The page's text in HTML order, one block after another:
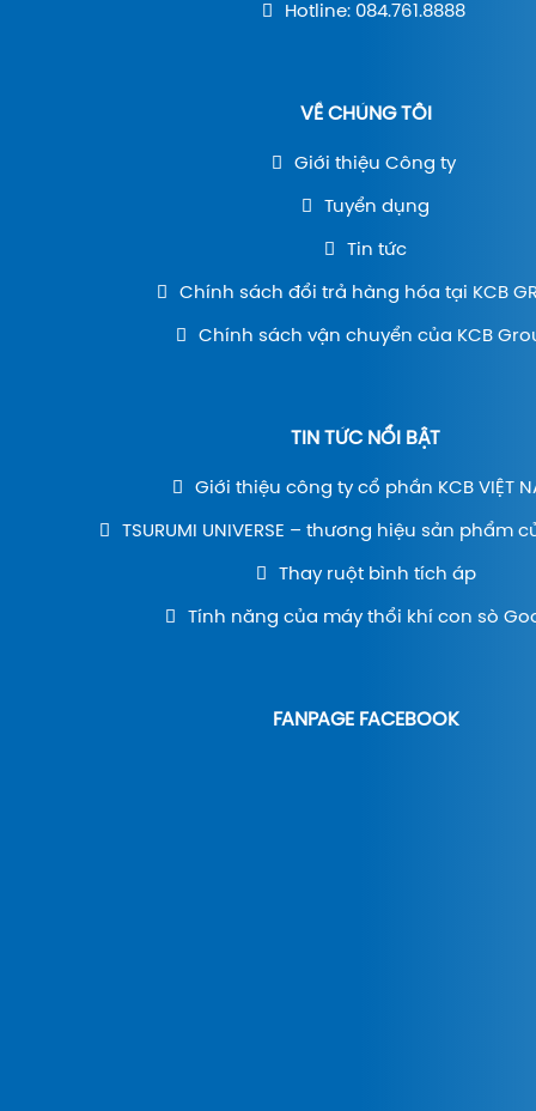
Hotline: 084.761.8888
VỀ CHÚNG TÔI
Giới thiệu Công ty
Tuyển dụng
Tin tức
Chính sách đổi trả hàng hóa tại KCB
Chính sách vận chuyển của KCB
TIN TỨC NỔI BẬT
Giới thiệu công ty cổ phần KCB VIỆT
TSURUMI UNIVERSE – thương hiệu sản phẩm
Thay ruột bình tích áp
Tính năng của máy thổi khí con sò
FANPAGE FACEBOOK